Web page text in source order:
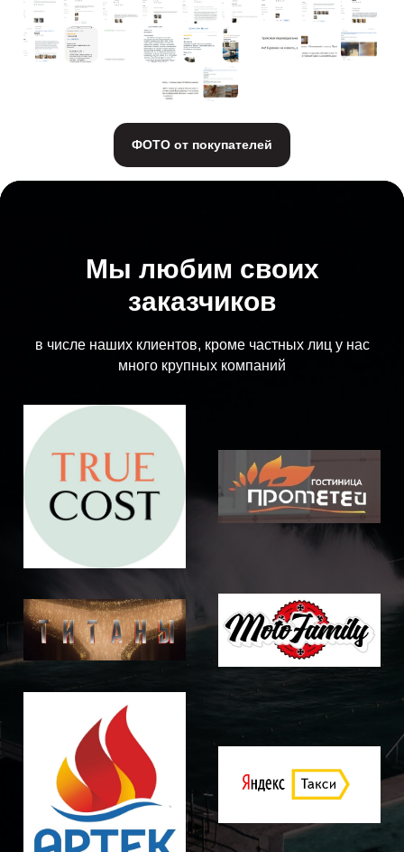
ФОТО от покупателей
Мы любим своих
заказчиков
в числе наших клиентов, кроме частных лиц у нас
много крупных компаний